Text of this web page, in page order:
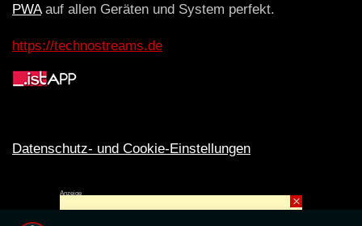
PWAauf allen Geräten und System perfekt.
https://technostreams.de
Datenschutz- und Cookie-Einstellungen
Anzeige
×